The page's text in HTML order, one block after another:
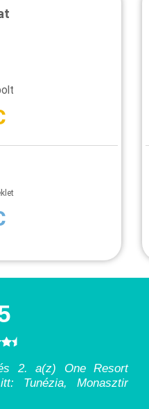
2. a(z) One Resort
Tunézia, Monasztir